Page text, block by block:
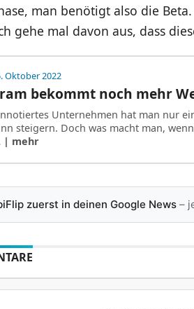
man benötigt also die
gehe mal davon aus, dass
Oktober 2022
bekommt noch mehr
Unternehmen hat man nur
steigern. Doch was macht man,
| mehr
zuerst in deinen Google News–